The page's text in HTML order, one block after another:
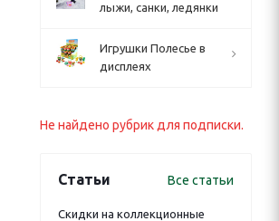
лыжи, санки, ледянки
Игрушки Полесье в
дисплеях
Не найдено рубрик для подписки.
Статьи Все статьи
Скидки на коллекционные